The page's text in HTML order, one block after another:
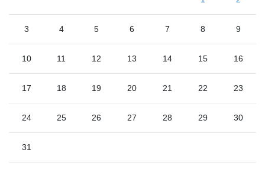
3 4 5 6 7 8 9
10 11 12 13 14 15 16
17 18 19 20 21 22 23
24 25 26 27 28 29 30
31